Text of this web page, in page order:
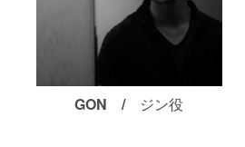
GON / ジン役